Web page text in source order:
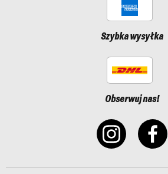
Szybka wysyłka
Obserwuj nas!